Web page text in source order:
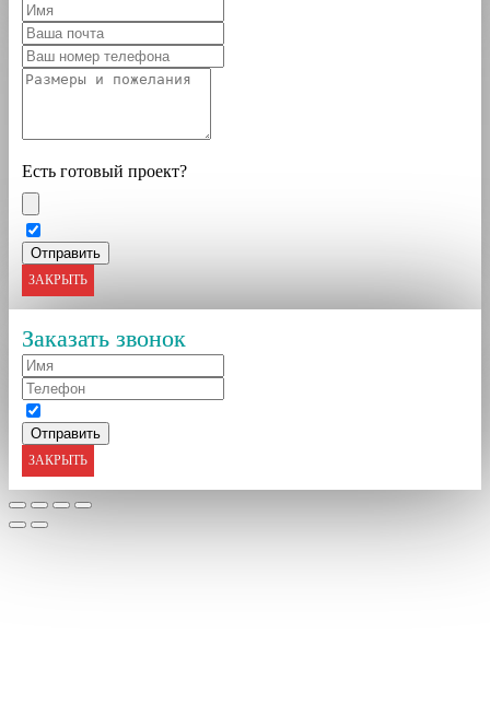
Есть готовый проект?
ЗАКРЫТЬ
Заказать звонок
ЗАКРЫТЬ